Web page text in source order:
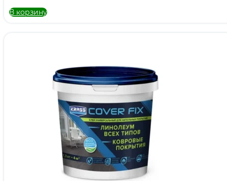
В корзину